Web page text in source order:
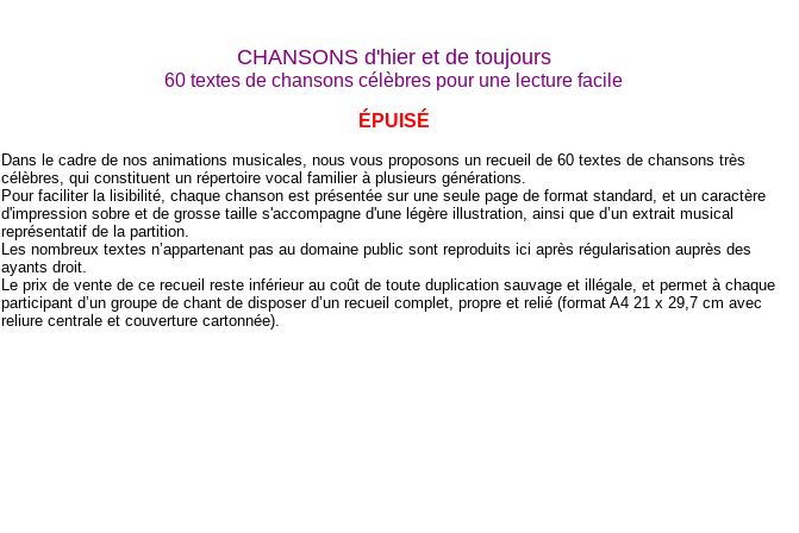
CHANSONS d'hier et de toujours
60 textes de chansons célèbres pour une lecture facile
ÉPUISÉ
Dans le cadre de nos animations musicales, nous vous proposons un recueil de 60 textes de chansons très
célèbres, qui constituent un répertoire vocal familier à plusieurs générations.
Pour faciliter la lisibilité, chaque chanson est présentée sur une seule page de format standard, et un caractère
d'impression sobre et de grosse taille s'accompagne d'une légère illustration, ainsi que d’un extrait musical
représentatif de la partition.
Les nombreux textes n’appartenant pas au domaine public sont reproduits ici après régularisation auprès des
ayants droit.
Le prix de vente de ce recueil reste inférieur au coût de toute duplication sauvage et illégale, et permet à chaque
participant d’un groupe de chant de disposer d’un recueil complet, propre et relié (format A4 21 x 29,7 cm avec
reliure centrale et couverture cartonnée).